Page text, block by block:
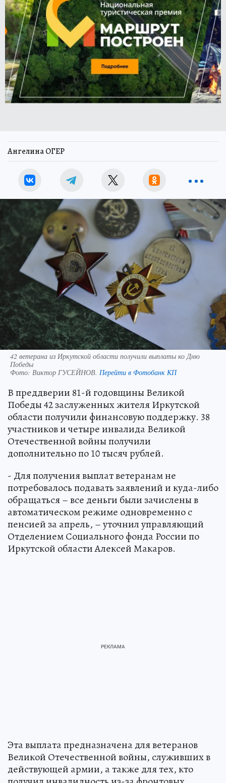
Ангелина ОГЕР
42 ветерана из Иркутской области получили выплаты ко Дню
Победы
Фото: Виктор ГУСЕЙНОВ. Перейти в Фотобанк КП
В преддверии 81-й годовщины Великой
Победы 42 заслуженных жителя Иркутской
области получили финансовую поддержку. 38
участников и четыре инвалида Великой
Отечественной войны получили
дополнительно по 10 тысяч рублей.
- Для получения выплат ветеранам не
потребовалось подавать заявлений и куда-либо
обращаться – все деньги были зачислены в
автоматическом режиме одновременно с
пенсией за апрель, – уточнил управляющий
Отделением Социального фонда России по
Иркутской области Алексей Макаров.
Эта выплата предназначена для ветеранов
Великой Отечественной войны, служивших в
действующей армии, а также для тех, кто